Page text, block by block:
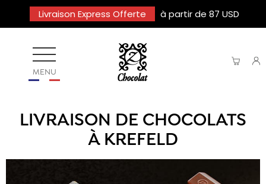
Livraison Express Offerte à partir de 87 USD
MENU
LIVRAISON DE CHOCOLATS
À KREFELD